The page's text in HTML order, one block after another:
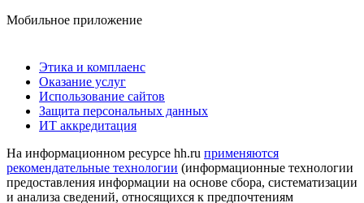
Мобильное приложение
Этика и комплаенс
Оказание услуг
Использование сайтов
Защита персональных данных
ИТ аккредитация
На информационном ресурсе hh.ru применяются
рекомендательные технологии (информационные технологии
предоставления информации на основе сбора, систематизации
и анализа сведений, относящихся к предпочтениям